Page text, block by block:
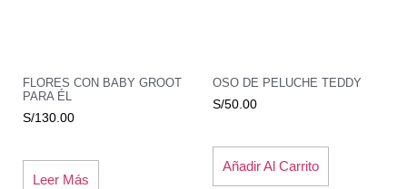
FLORES CON BABY GROOT
PARA ÉL
S/130.00
Leer Más
OSO DE PELUCHE TEDDY
S/50.00
Añadir Al Carrito